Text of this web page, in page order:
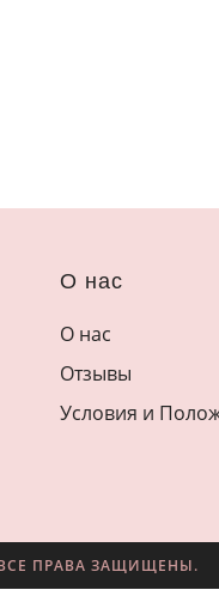
О нас
О нас
Отзывы
Условия и
ВСЕ ПРАВА ЗАЩИЩЕНЫ.